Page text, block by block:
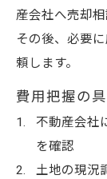
産会社へ売却
その後、必要
頼します。
費用把握の
不動産会社
を確認
土地の現況